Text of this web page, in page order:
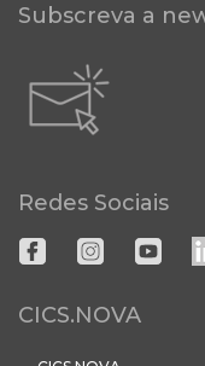
Subscreva a
Redes Sociais
CICS.NOVA